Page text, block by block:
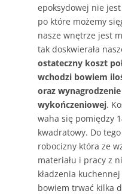
epoksydowej nie
po które możemy
nasze wnętrze jest
tak doskwierała
ostateczny koszt
wchodzi bowiem
oraz
wykończeniowej.
waha się pomiędzy
kwadratowy. Do
robocizny która ze
materiału i pracy z
kładzenia
bowiem trwać kilka